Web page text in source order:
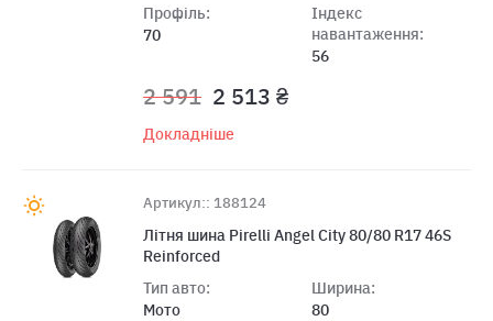
Профіль:
70
Індекс
навантаження:
56
2 591 2 513 ₴
Докладніше
Артикул:: 188124
Літня шина Pirelli Angel City 80/80 R17 46S
Reinforced
Тип авто:
Мото
Ширина:
80